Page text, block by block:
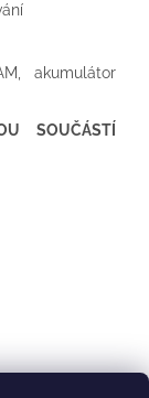
akumulátor
SOUČÁSTÍ